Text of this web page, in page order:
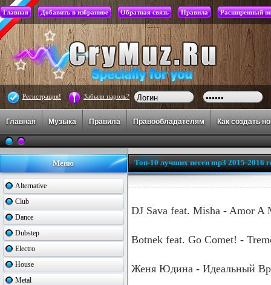
Главная Добавить в избранное Обратная связь Правила Расширенный
Регистрация! Забыли пароль?
Главная Музыка Правила Правообладателям Как создать
Меню
Alternative
Club
Dance
Dubstep
Electro
House
Metal
Топ-10 лучших песен mp3 2015-2016
DJ Sava feat. Misha - Amor A
Botnek feat. Go Comet! -
Женя Юдина - Идеальный